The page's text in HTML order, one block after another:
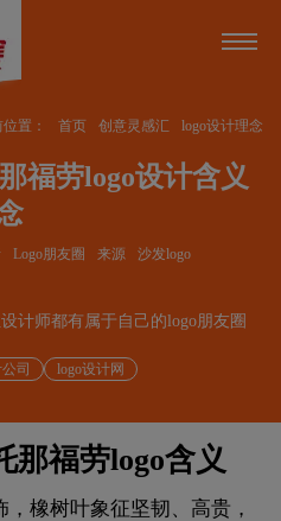
置： 首页 创意灵感汇
logo设计理念
福劳logo设计含义
Logo朋友圈 来源 沙发logo
计师都有属于自己的logo朋友圈
司 logo设计网
那福劳logo含义
橡树叶象征坚韧、高贵，